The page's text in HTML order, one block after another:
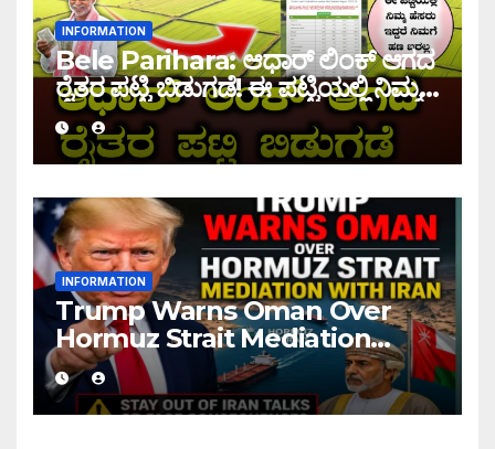
INFORMATION
Bele Parihara: ಆಧಾರ್ ಲಿಂಕ್ ಆಗದ
ರೈತರ ಪಟ್ಟಿ ಬಿಡುಗಡೆ! ಈ ಪಟ್ಟಿಯಲ್ಲಿ ನಿಮ್ಮ
ಹೆಸರು ಇದ್ದರೆ ನಿಮಗೆ ಹಣ ಜಮಾ ಆಗಲ್ಲ !
INFORMATION
Trump Warns Oman Over
Hormuz Strait Mediation
With Iran